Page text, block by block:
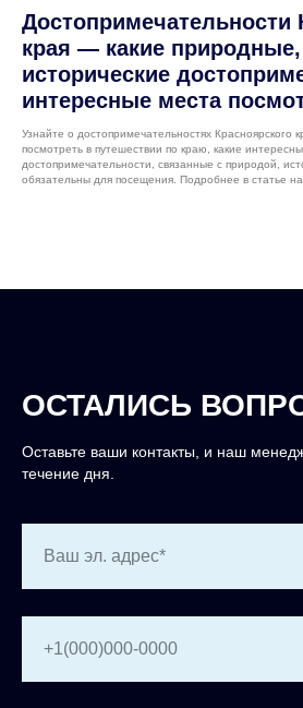
Достопримечательности
края — какие
исторические
интересные места
Узнайте о достопримечательностях Красноярского
посмотреть в путешествии по краю, какие
достопримечательности, связанные с природой,
обязательны для посещения. Подробнее в статье
ОСТАЛИСЬ
Оставьте ваши контакты, и наш
течение дня.
Ваш эл. адрес*
+1(000)000-0000